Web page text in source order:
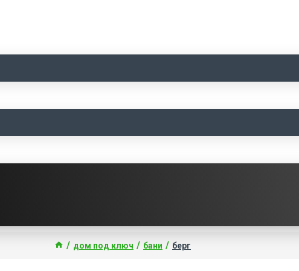
дом под ключ бани берг